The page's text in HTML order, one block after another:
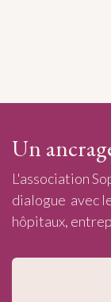
Un
L'association
dialogue avec
hôpitaux,